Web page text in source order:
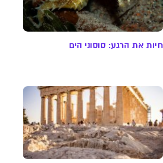
חיות את הרגע: סוסוני הים